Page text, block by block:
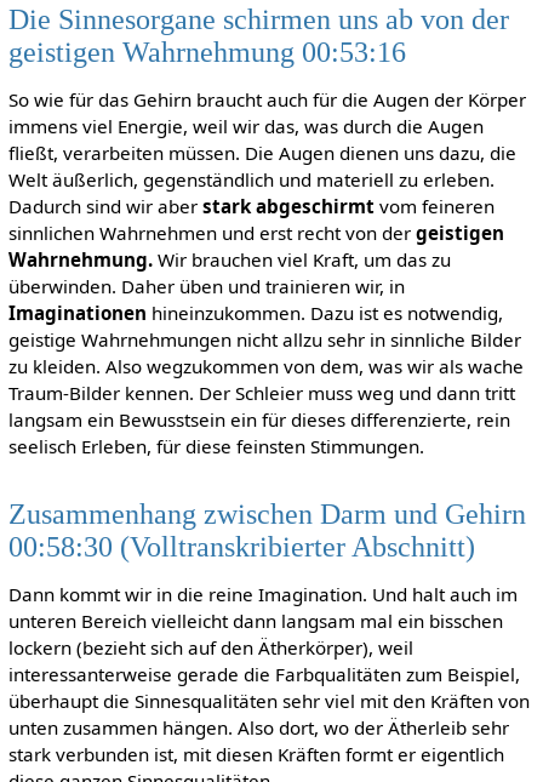
Die Sinnesorgane schirmen uns ab von der
geistigen Wahrnehmung 00:53:16
So wie für das Gehirn braucht auch für die Augen der Körper
immens viel Energie, weil wir das, was durch die Augen
fließt, verarbeiten müssen. Die Augen dienen uns dazu, die
Welt äußerlich, gegenständlich und materiell zu erleben.
Dadurch sind wir aber stark abgeschirmtvom feineren
sinnlichen Wahrnehmen und erst recht von der geistigen
Wahrnehmung.Wir brauchen viel Kraft, um das zu
überwinden. Daher üben und trainieren wir, in
Imaginationen hineinzukommen. Dazu ist es notwendig,
geistige Wahrnehmungen nicht allzu sehr in sinnliche Bilder
zu kleiden. Also wegzukommen von dem, was wir als wache
Traum-Bilder kennen. Der Schleier muss weg und dann tritt
langsam ein Bewusstsein ein für dieses differenzierte, rein
seelisch Erleben, für diese feinsten Stimmungen.
Zusammenhang zwischen Darm und Gehirn
00:58:30 (Volltranskribierter Abschnitt)
Dann kommt wir in die reine Imagination. Und halt auch im
unteren Bereich vielleicht dann langsam mal ein bisschen
lockern (bezieht sich auf den Ätherkörper), weil
interessanterweise gerade die Farbqualitäten zum Beispiel,
überhaupt die Sinnesqualitäten sehr viel mit den Kräften von
unten zusammen hängen. Also dort, wo der Ätherleib sehr
stark verbunden ist, mit diesen Kräften formt er eigentlich